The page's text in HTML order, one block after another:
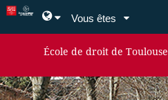
Vous êtes
École de droit de Toulouse